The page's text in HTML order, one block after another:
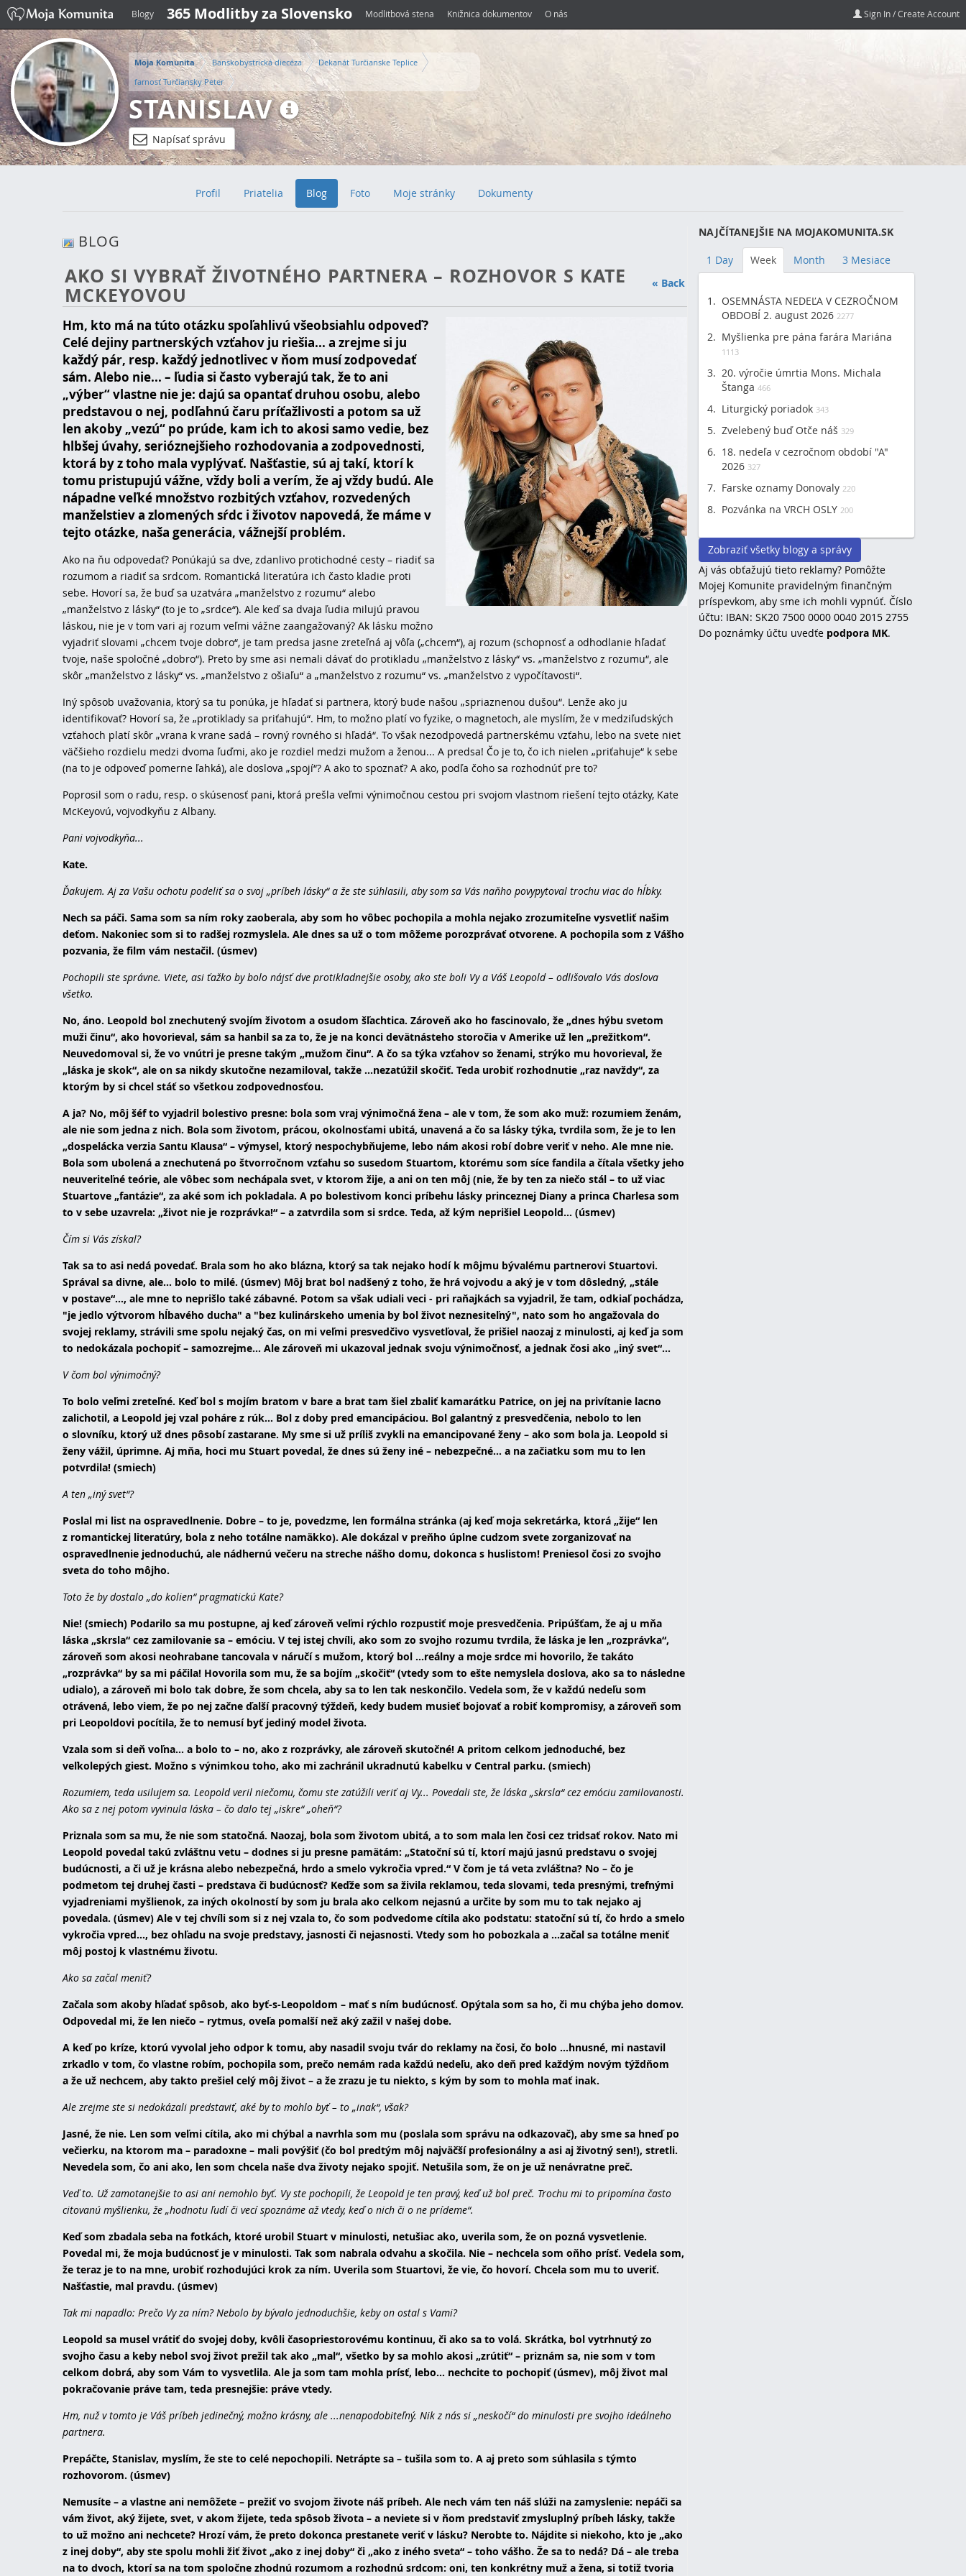
Blogy 365 Modlitby za Slovensko Modlitbová stena Knižnica dokumentov O nás Sign In / Create Account
Moja Komunita Banskobystrická diecéza
Dekanát Turčianske Teplice
farnosť Turčiansky Peter
STANISLAV
Napísať správu
Profil Priatelia Blog Foto Moje stránky Dokumenty
BLOG
« Back
AKO SI VYBRAŤ ŽIVOTNÉHO PARTNERA – ROZHOVOR S KATE
MCKEYOVOU
Hm, kto má na túto otázku spoľahlivú všeobsiahlu odpoveď?
Celé dejiny partnerských vzťahov ju riešia... a zrejme si ju
každý pár, resp. každý jednotlivec v ňom musí zodpovedať
sám. Alebo nie... – ľudia si často vyberajú tak, že to ani
„výber“ vlastne nie je: dajú sa opantať druhou osobu, alebo
predstavou o nej, podľahnú čaru príťažlivosti a potom sa už
len akoby „vezú“ po prúde, kam ich to akosi samo vedie, bez
hlbšej úvahy, serióznejšieho rozhodovania a zodpovednosti,
ktorá by z toho mala vyplývať. Našťastie, sú aj takí, ktorí k
tomu pristupujú vážne, vždy boli a verím, že aj vždy budú. Ale
nápadne veľké množstvo rozbitých vzťahov, rozvedených
manželstiev a zlomených sŕdc i životov napovedá, že máme v
tejto otázke, naša generácia, vážnejší problém.
Ako na ňu odpovedať? Ponúkajú sa dve, zdanlivo protichodné cesty – riadiť sa
rozumom a riadiť sa srdcom. Romantická literatúra ich často kladie proti
sebe. Hovorí sa, že buď sa uzatvára „manželstvo z rozumu“ alebo
„manželstvo z lásky“ (to je to „srdce“). Ale keď sa dvaja ľudia milujú pravou
láskou, nie je v tom vari aj rozum veľmi vážne zaangažovaný? Ak lásku možno
vyjadriť slovami „chcem tvoje dobro“, je tam predsa jasne zreteľná aj vôľa („chcem“), aj rozum (schopnosť a odhodlanie hľadať
tvoje, naše spoločné „dobro“). Preto by sme asi nemali dávať do protikladu „manželstvo z lásky“ vs. „manželstvo z rozumu“, ale
skôr „manželstvo z lásky“ vs. „manželstvo z ošiaľu“ a „manželstvo z rozumu“ vs. „manželstvo z vypočítavosti“.
Iný spôsob uvažovania, ktorý sa tu ponúka, je hľadať si partnera, ktorý bude našou „spriaznenou dušou“. Lenže ako ju
identifikovať? Hovorí sa, že „protiklady sa priťahujú“. Hm, to možno platí vo fyzike, o magnetoch, ale myslím, že v medziľudských
vzťahoch platí skôr „vrana k vrane sadá – rovný rovného si hľadá“. To však nezodpovedá partnerskému vzťahu, lebo na svete niet
väčšieho rozdielu medzi dvoma ľuďmi, ako je rozdiel medzi mužom a ženou... A predsa! Čo je to, čo ich nielen „priťahuje“ k sebe
(na to je odpoveď pomerne ľahká), ale doslova „spojí“? A ako to spoznať? A ako, podľa čoho sa rozhodnúť pre to?
Poprosil som o radu, resp. o skúsenosť pani, ktorá prešla veľmi výnimočnou cestou pri svojom vlastnom riešení tejto otázky, Kate
McKeyovú, vojvodkyňu z Albany.
Pani vojvodkyňa...
Kate.
Ďakujem. Aj za Vašu ochotu podeliť sa o svoj „príbeh lásky“ a že ste súhlasili, aby som sa Vás naňho povypytoval trochu viac do hĺbky.
Nech sa páči. Sama som sa ním roky zaoberala, aby som ho vôbec pochopila a mohla nejako zrozumiteľne vysvetliť našim
deťom. Nakoniec som si to radšej rozmyslela. Ale dnes sa už o tom môžeme porozprávať otvorene. A pochopila som z Vášho
pozvania, že film vám nestačil. (úsmev)
Pochopili ste správne. Viete, asi ťažko by bolo nájsť dve protikladnejšie osoby, ako ste boli Vy a Váš Leopold – odlišovalo Vás doslova
všetko.
No, áno. Leopold bol znechutený svojím životom a osudom šľachtica. Zároveň ako ho fascinovalo, že „dnes hýbu svetom
muži činu“, ako hovorieval, sám sa hanbil sa za to, že je na konci devätnásteho storočia v Amerike už len „prežitkom“.
Neuvedomoval si, že vo vnútri je presne takým „mužom činu“. A čo sa týka vzťahov so ženami, strýko mu hovorieval, že
„láska je skok“, ale on sa nikdy skutočne nezamiloval, takže ...nezatúžil skočiť. Teda urobiť rozhodnutie „raz navždy“, za
ktorým by si chcel stáť so všetkou zodpovednosťou.
A ja? No, môj šéf to vyjadril bolestivo presne: bola som vraj výnimočná žena – ale v tom, že som ako muž: rozumiem ženám,
ale nie som jedna z nich. Bola som životom, prácou, okolnosťami ubitá, unavená a čo sa lásky týka, tvrdila som, že je to len
„dospelácka verzia Santu Klausa“ – výmysel, ktorý nespochybňujeme, lebo nám akosi robí dobre veriť v neho. Ale mne nie.
Bola som ubolená a znechutená po štvorročnom vzťahu so susedom Stuartom, ktorému som síce fandila a čítala všetky jeho
neuveriteľné teórie, ale vôbec som nechápala svet, v ktorom žije, a ani on ten môj (nie, že by ten za niečo stál – to už viac
Stuartove „fantázie“, za aké som ich pokladala. A po bolestivom konci príbehu lásky princeznej Diany a princa Charlesa som
to v sebe uzavrela: „život nie je rozprávka!“ – a zatvrdila som si srdce. Teda, až kým neprišiel Leopold... (úsmev)
Čím si Vás získal?
Tak sa to asi nedá povedať. Brala som ho ako blázna, ktorý sa tak nejako hodí k môjmu bývalému partnerovi Stuartovi.
Správal sa divne, ale... bolo to milé. (úsmev) Môj brat bol nadšený z toho, že hrá vojvodu a aký je v tom dôsledný, „stále
v postave“..., ale mne to neprišlo také zábavné. Potom sa však udiali veci - pri raňajkách sa vyjadril, že tam, odkiaľ pochádza,
"je jedlo výtvorom hĺbavého ducha" a "bez kulinárskeho umenia by bol život neznesiteľný", nato som ho angažovala do
svojej reklamy, strávili sme spolu nejaký čas, on mi veľmi presvedčivo vysvetľoval, že prišiel naozaj z minulosti, aj keď ja som
to nedokázala pochopiť – samozrejme... Ale zároveň mi ukazoval jednak svoju výnimočnosť, a jednak čosi ako „iný svet“...
V čom bol výnimočný?
To bolo veľmi zreteľné. Keď bol s mojím bratom v bare a brat tam šiel zbaliť kamarátku Patrice, on jej na privítanie lacno
zalichotil, a Leopold jej vzal poháre z rúk... Bol z doby pred emancipáciou. Bol galantný z presvedčenia, nebolo to len
o slovníku, ktorý už dnes pôsobí zastarane. My sme si už príliš zvykli na emancipované ženy – ako som bola ja. Leopold si
ženy vážil, úprimne. Aj mňa, hoci mu Stuart povedal, že dnes sú ženy iné – nebezpečné... a na začiatku som mu to len
potvrdila! (smiech)
A ten „iný svet“?
Poslal mi list na ospravedlnenie. Dobre – to je, povedzme, len formálna stránka (aj keď moja sekretárka, ktorá „žije“ len
z romantickej literatúry, bola z neho totálne namäkko). Ale dokázal v preňho úplne cudzom svete zorganizovať na
ospravedlnenie jednoduchú, ale nádhernú večeru na streche nášho domu, dokonca s huslistom! Preniesol čosi zo svojho
sveta do toho môjho.
Toto že by dostalo „do kolien“ pragmatickú Kate?
Nie! (smiech) Podarilo sa mu postupne, aj keď zároveň veľmi rýchlo rozpustiť moje presvedčenia. Pripúšťam, že aj u mňa
láska „skrsla“ cez zamilovanie sa – emóciu. V tej istej chvíli, ako som zo svojho rozumu tvrdila, že láska je len „rozprávka“,
zároveň som akosi neohrabane tancovala v náručí s mužom, ktorý bol ...reálny a moje srdce mi hovorilo, že takáto
„rozprávka“ by sa mi páčila! Hovorila som mu, že sa bojím „skočiť“ (vtedy som to ešte nemyslela doslova, ako sa to následne
udialo), a zároveň mi bolo tak dobre, že som chcela, aby sa to len tak neskončilo. Vedela som, že v každú nedeľu som
otrávená, lebo viem, že po nej začne ďalší pracovný týždeň, kedy budem musieť bojovať a robiť kompromisy, a zároveň som
pri Leopoldovi pocítila, že to nemusí byť jediný model života.
Vzala som si deň voľna... a bolo to – no, ako z rozprávky, ale zároveň skutočné! A pritom celkom jednoduché, bez
veľkolepých giest. Možno s výnimkou toho, ako mi zachránil ukradnutú kabelku v Central parku. (smiech)
Rozumiem, teda usilujem sa. Leopold veril niečomu, čomu ste zatúžili veriť aj Vy... Povedali ste, že láska „skrsla“ cez emóciu zamilovanosti.
Ako sa z nej potom vyvinula láska – čo dalo tej „iskre“ „oheň“?
Priznala som sa mu, že nie som statočná. Naozaj, bola som životom ubitá, a to som mala len čosi cez tridsať rokov. Nato mi
Leopold povedal takú zvláštnu vetu – dodnes si ju presne pamätám: „Statoční sú tí, ktorí majú jasnú predstavu o svojej
budúcnosti, a či už je krásna alebo nebezpečná, hrdo a smelo vykročia vpred.“ V čom je tá veta zvláštna? No – čo je
podmetom tej druhej časti – predstava či budúcnosť? Keďže som sa živila reklamou, teda slovami, teda presnými, trefnými
vyjadreniami myšlienok, za iných okolností by som ju brala ako celkom nejasnú a určite by som mu to tak nejako aj
povedala. (úsmev) Ale v tej chvíli som si z nej vzala to, čo som podvedome cítila ako podstatu: statoční sú tí, čo hrdo a smelo
vykročia vpred..., bez ohľadu na svoje predstavy, jasnosti či nejasnosti. Vtedy som ho pobozkala a ...začal sa totálne meniť
môj postoj k vlastnému životu.
Ako sa začal meniť?
Začala som akoby hľadať spôsob, ako byť-s-Leopoldom – mať s ním budúcnosť. Opýtala som sa ho, či mu chýba jeho domov.
Odpovedal mi, že len niečo – rytmus, oveľa pomalší než aký zažil v našej dobe.
A keď po kríze, ktorú vyvolal jeho odpor k tomu, aby nasadil svoju tvár do reklamy na čosi, čo bolo ...hnusné, mi nastavil
zrkadlo v tom, čo vlastne robím, pochopila som, prečo nemám rada každú nedeľu, ako deň pred každým novým týždňom
a že už nechcem, aby takto prešiel celý môj život – a že zrazu je tu niekto, s kým by som to mohla mať inak.
Ale zrejme ste si nedokázali predstaviť, aké by to mohlo byť – to „inak“, však?
Jasné, že nie. Len som veľmi cítila, ako mi chýbal a navrhla som mu (poslala som správu na odkazovač), aby sme sa hneď po
večierku, na ktorom ma – paradoxne – mali povýšiť (čo bol predtým môj najväčší profesionálny a asi aj životný sen!), stretli.
Nevedela som, čo ani ako, len som chcela naše dva životy nejako spojiť. Netušila som, že on je už nenávratne preč.
Veď to. Už zamotanejšie to asi ani nemohlo byť. Vy ste pochopili, že Leopold je ten pravý, keď už bol preč. Trochu mi to pripomína často
citovanú myšlienku, že „hodnotu ľudí či vecí spoznáme až vtedy, keď o nich či o ne prídeme“.
Keď som zbadala seba na fotkách, ktoré urobil Stuart v minulosti, netušiac ako, uverila som, že on pozná vysvetlenie.
Povedal mi, že moja budúcnosť je v minulosti. Tak som nabrala odvahu a skočila. Nie – nechcela som oňho prísť. Vedela som,
že teraz je to na mne, urobiť rozhodujúci krok za ním. Uverila som Stuartovi, že vie, čo hovorí. Chcela som mu to uveriť.
Našťastie, mal pravdu. (úsmev)
Tak mi napadlo: Prečo Vy za ním? Nebolo by bývalo jednoduchšie, keby on ostal s Vami?
Leopold sa musel vrátiť do svojej doby, kvôli časopriestorovému kontinuu, či ako sa to volá. Skrátka, bol vytrhnutý zo
svojho času a keby nebol svoj život prežil tak ako „mal“, všetko by sa mohlo akosi „zrútiť“ – priznám sa, nie som v tom
celkom dobrá, aby som Vám to vysvetlila. Ale ja som tam mohla prísť, lebo... nechcite to pochopiť (úsmev), môj život mal
pokračovanie práve tam, teda presnejšie: práve vtedy.
Hm, nuž v tomto je Váš príbeh jedinečný, možno krásny, ale ...nenapodobiteľný. Nik z nás si „neskočí“ do minulosti pre svojho ideálneho
partnera.
Prepáčte, Stanislav, myslím, že ste to celé nepochopili. Netrápte sa – tušila som to. A aj preto som súhlasila s týmto
rozhovorom. (úsmev)
Nemusíte – a vlastne ani nemôžete – prežiť vo svojom živote náš príbeh. Ale nech vám ten náš slúži na zamyslenie: nepáči sa
vám život, aký žijete, svet, v akom žijete, teda spôsob života – a neviete si v ňom predstaviť zmysluplný príbeh lásky, takže
to už možno ani nechcete? Hrozí vám, že preto dokonca prestanete veriť v lásku? Nerobte to. Nájdite si niekoho, kto je „ako
z inej doby“, aby ste spolu mohli žiť život „ako z inej doby“ či „ako z iného sveta“ – toho vášho. Že sa to nedá? Dá – ale treba
na to dvoch, ktorí sa na tom spoločne zhodnú rozumom a rozhodnú srdcom: oni, ten konkrétny muž a žena, si totiž tvoria
NAJČÍTANEJŠIE NA MOJAKOMUNITA.SK
1 Day Week Month 3 Mesiace
OSEMNÁSTA NEDEĽA V CEZROČNOM
OBDOBÍ 2. august 2026 2277
Myšlienka pre pána farára Mariána
1113
20. výročie úmrtia Mons. Michala
Štanga 466
Liturgický poriadok 343
Zvelebený buď Otče náš 329
18. nedeľa v cezročnom období "A"
2026 327
Farske oznamy Donovaly 220
Pozvánka na VRCH OSLY 200
Zobraziť všetky blogy a správy
Aj vás obťažujú tieto reklamy? Pomôžte
Mojej Komunite pravidelným finančným
príspevkom, aby sme ich mohli vypnúť. Číslo
účtu: IBAN: SK20 7500 0000 0040 2015 2755
Do poznámky účtu uvedťe podpora MK.